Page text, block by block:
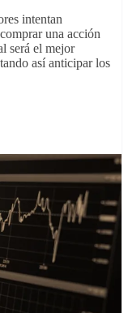
intentan
una acción
será el mejor
así anticipar los